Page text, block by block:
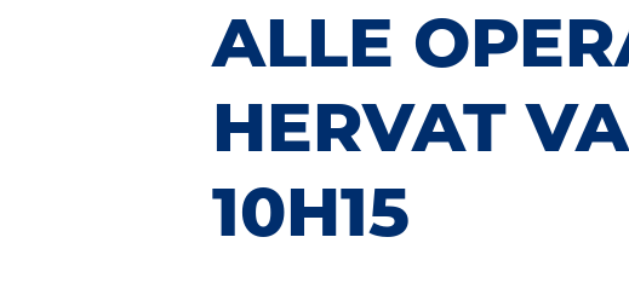
ALLE
HERVAT
10H15